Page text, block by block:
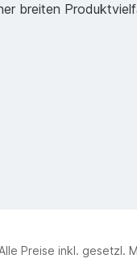
breiten
Preise inkl. gesetzl.